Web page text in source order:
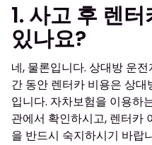
1. 사고 후 렌
있나요?
네, 물론입니다. 상대방 운
간 동안 렌터카 비용은 상
입니다. 자차보험을 이용하
관에서 확인하시고, 렌터카
을 반드시 숙지하시기 바랍